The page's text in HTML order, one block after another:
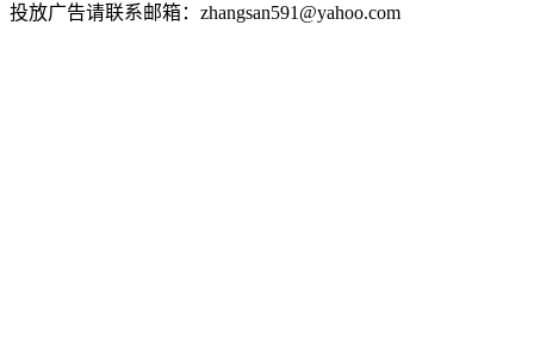
投放广告请联系邮箱：zhangsan591@yahoo.com